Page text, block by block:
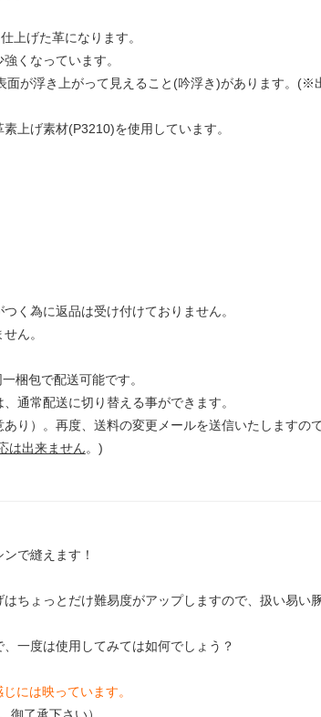
上げた革になります。
くなっています。
が浮き上がって見えること(吟浮き)があります。(※
上げ素材(P3210)を使用しています。
く為に返品は受け付けておりません。
ん。
包で配送可能です。
通常配送に切り替える事ができます。
り）。再度、送料の変更メールを送信いたしますの
は出来ません。)
で縫えます！
ちょっとだけ難易度がアップしますので、扱い易い
一度は使用してみては如何でしょう？
には映っています。